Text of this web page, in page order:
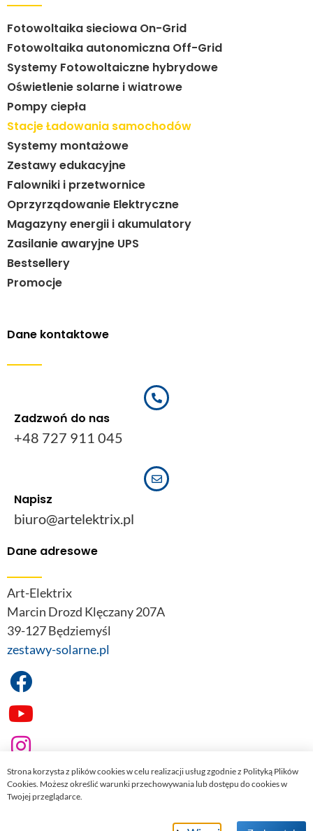
Fotowoltaika sieciowa On-Grid
Fotowoltaika autonomiczna Off-Grid
Systemy Fotowoltaiczne hybrydowe
Oświetlenie solarne i wiatrowe
Pompy ciepła
Stacje Ładowania samochodów
Systemy montażowe
Zestawy edukacyjne
Falowniki i przetwornice
Oprzyrządowanie Elektryczne
Magazyny energii i akumulatory
Zasilanie awaryjne UPS
Bestsellery
Promocje
Dane kontaktowe
Zadzwoń do nas
+48 727 911 045
Napisz
biuro@artelektrix.pl
Dane adresowe
Art-Elektrix
Marcin Drozd Klęczany 207A
39-127 Będziemyśl
zestawy-solarne.pl
. Wszelkie prawa zastrzeżone.
Strona korzysta z plików cookies w celu realizacji usług zgodnie z Polityką Plików
Cookies. Możesz określić warunki przechowywania lub dostępu do cookies w
Twojej przeglądarce.